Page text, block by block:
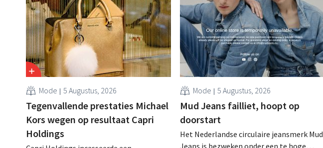
Mode 5 Augustus, 2026
Tegenvallende prestaties Michael
Kors wegen op resultaat Capri
Holdings
Mode 5 Augustus, 2026
Mud Jeans failliet, hoopt op
doorstart
Het Nederlandse circulaire jeansmerk Mud
Jeans is bezweken onder een te hoge